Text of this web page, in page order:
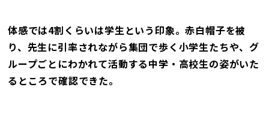
体感では4割くらいは学生という印象。赤白帽子を被
り、先生に引率されながら集団で歩く小学生たちや、グ
ループごとにわかれて活動する中学・高校生の姿がいた
るところで確認できた。